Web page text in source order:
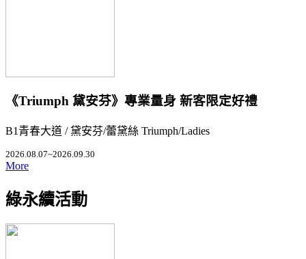
《Triumph 黛安芬》專業量身 新客限定好禮
B1青春大道 / 黛安芬/蕾黛絲 Triumph/Ladies
2026.08.07~2026.09.30
More
綠永續活動